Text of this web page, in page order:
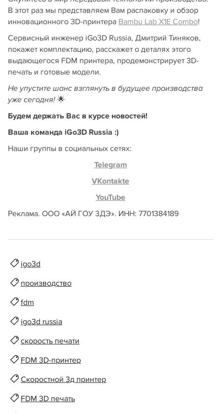
В этот раз мы представляем Вам распаковку и обзор
инновационного 3D-принтера Bambu Lab X1E Combo!
Сервисный инженер iGo3D Russia, Дмитрий Тиняков,
покажет комплектацию, расскажет о деталях этого
выдающегося FDM принтера, продемонстрирует 3D-
печать и готовые модели.
Не упустите шанс взглянуть в будущее производства
уже сегодня! 🌟
Будем держать Вас в курсе новостей!
Ваша команда iGo3D Russia :)
Наши группы в социальных сетях:
Telegram
VKontakte
YouTube
Реклама. ООО «АЙ ГОУ 3ДЭ». ИНН: 7701384189
igo3d
производство
fdm
igo3d russia
скорость печати
FDM 3D-принтер
Скоростной 3д принтер
FDM 3D печать